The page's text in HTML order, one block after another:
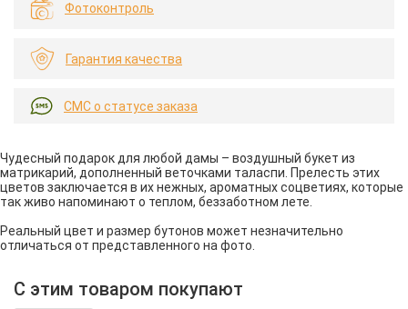
Фотоконтроль
Гарантия качества
СМС о статусе заказа
Чудесный подарок для любой дамы – воздушный букет из
матрикарий, дополненный веточками таласпи. Прелесть этих
цветов заключается в их нежных, ароматных соцветиях, которые
так живо напоминают о теплом, беззаботном лете.
Реальный цвет и размер бутонов может незначительно
отличаться от представленного на фото.
С этим товаром покупают